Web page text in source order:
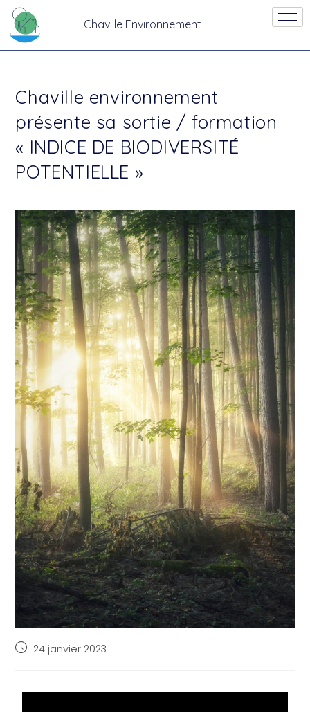
Chaville Environnement
Chaville environnement
présente sa sortie / formation
« INDICE DE BIODIVERSITÉ
POTENTIELLE »
24 janvier 2023